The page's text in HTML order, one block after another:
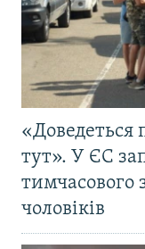
«Доведеться
тут». У ЄС
тимчасового
чоловіків